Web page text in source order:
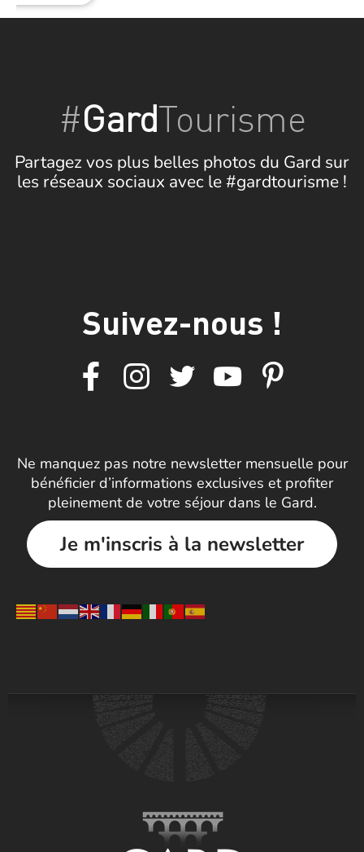
#GardTourisme
Partagez vos plus belles photos du Gard sur
les réseaux sociaux avec le #gardtourisme !
Suivez-nous !
Ne manquez pas notre newsletter mensuelle pour
bénéficier d’informations exclusives et profiter
pleinement de votre séjour dans le Gard.
Je m'inscris à la newsletter